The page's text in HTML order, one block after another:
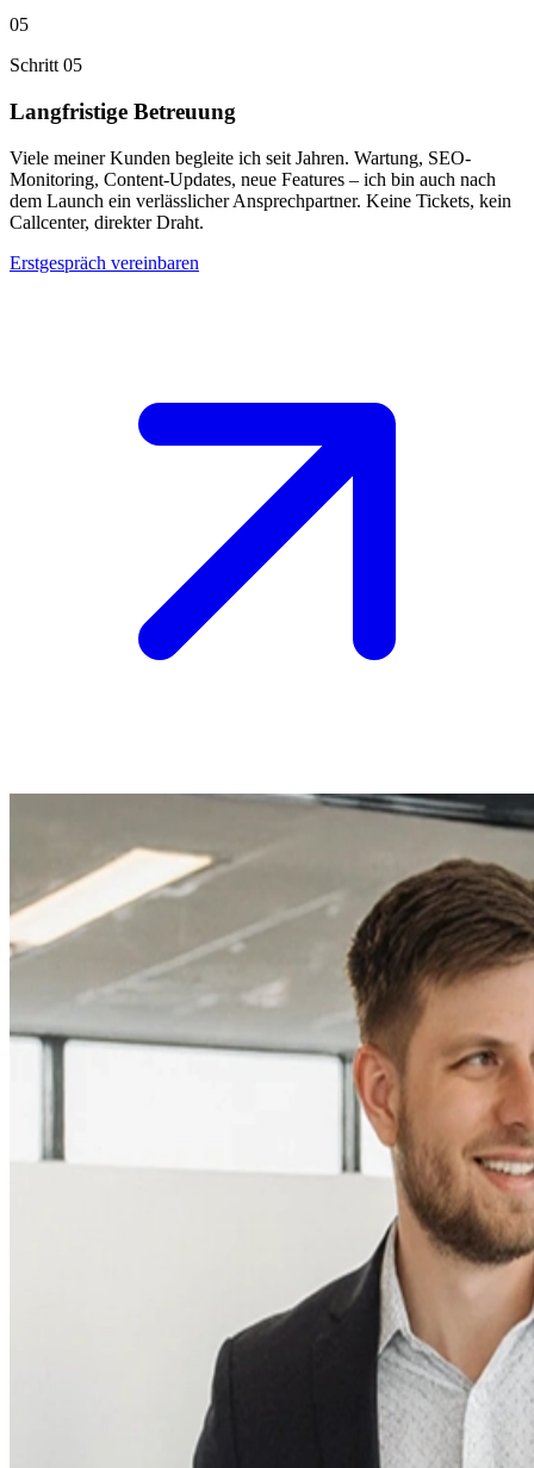
05
Schritt 05
Langfristige Betreuung
Viele meiner Kunden begleite ich seit Jahren. Wartung, SEO-
Monitoring, Content-Updates, neue Features – ich bin auch nach
dem Launch ein verlässlicher Ansprechpartner. Keine Tickets, kein
Callcenter, direkter Draht.
Erstgespräch vereinbaren